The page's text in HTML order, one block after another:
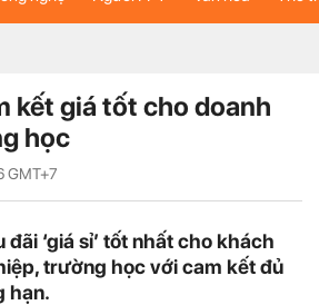
kết giá tốt cho doanh
học
GMT+7
đãi ‘giá sỉ’ tốt nhất cho khách
trường học với cam kết đủ
hạn.